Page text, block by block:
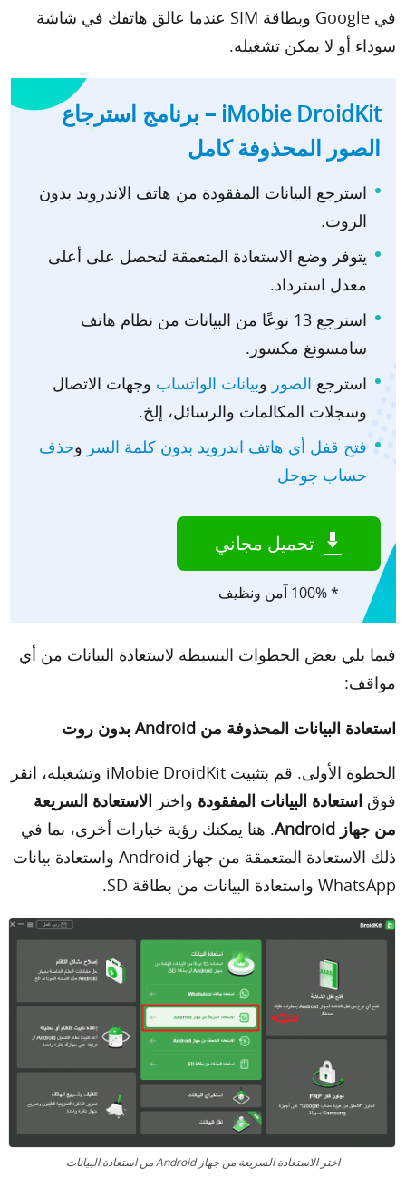
في Google وبطاقة SIM عندما عالق هاتفك في شاشة
سوداء أو لا يمكن تشغيله.
iMobie DroidKit – برنامج استرجاع
الصور المحذوفة كامل
استرجع البيانات المفقودة من هاتف الاندرويد بدون
الروت.
يتوفر وضع الاستعادة المتعمقة لتحصل على أعلى
معدل استرداد.
استرجع 13 نوعًا من البيانات من نظام هاتف
سامسونغ مكسور.
استرجع الصور وبيانات الواتساب وجهات الاتصال
وسجلات المكالمات والرسائل، إلخ.
فتح قفل أي هاتف اندرويد بدون كلمة السر وحذف
حساب جوجل
تحميل مجاني
* 100% آمن ونظيف
فيما يلي بعض الخطوات البسيطة لاستعادة البيانات من أي
مواقف:
استعادة البيانات المحذوفة من Android بدون روت
الخطوة الأولى. قم بتثبيت iMobie DroidKit وتشغيله، انقر
فوق استعادة البيانات المفقودة واختر الاستعادة السريعة
من جهاز Android
. هنا يمكنك رؤية خيارات أخرى، بما في
ذلك الاستعادة المتعمقة من جهاز Android واستعادة بيانات
WhatsApp واستعادة البيانات من بطاقة SD.
اختر الاستعادة السريعة من جهاز Android من استعادة البيانات